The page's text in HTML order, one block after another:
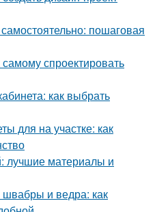
пошаговая
спроектировать
как выбрать
для на участке: как
лучшие материалы и
швабры и ведра: как